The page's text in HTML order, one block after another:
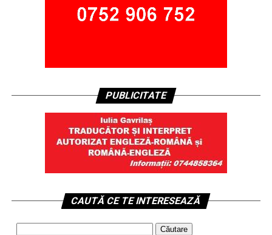
PUBLICITATE
CAUTĂ CE TE INTERESEAZĂ